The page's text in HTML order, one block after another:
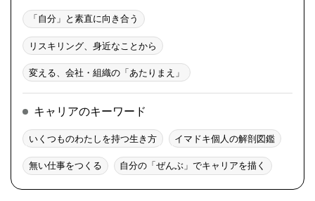
「自分」と素直に向き合う
リスキリング、身近なことから
変える、会社・組織の「あたりまえ」
キャリアのキーワード
いくつものわたしを持つ生き方 イマドキ個人の解剖図鑑
無い仕事をつくる 自分の「ぜんぶ」でキャリアを描く